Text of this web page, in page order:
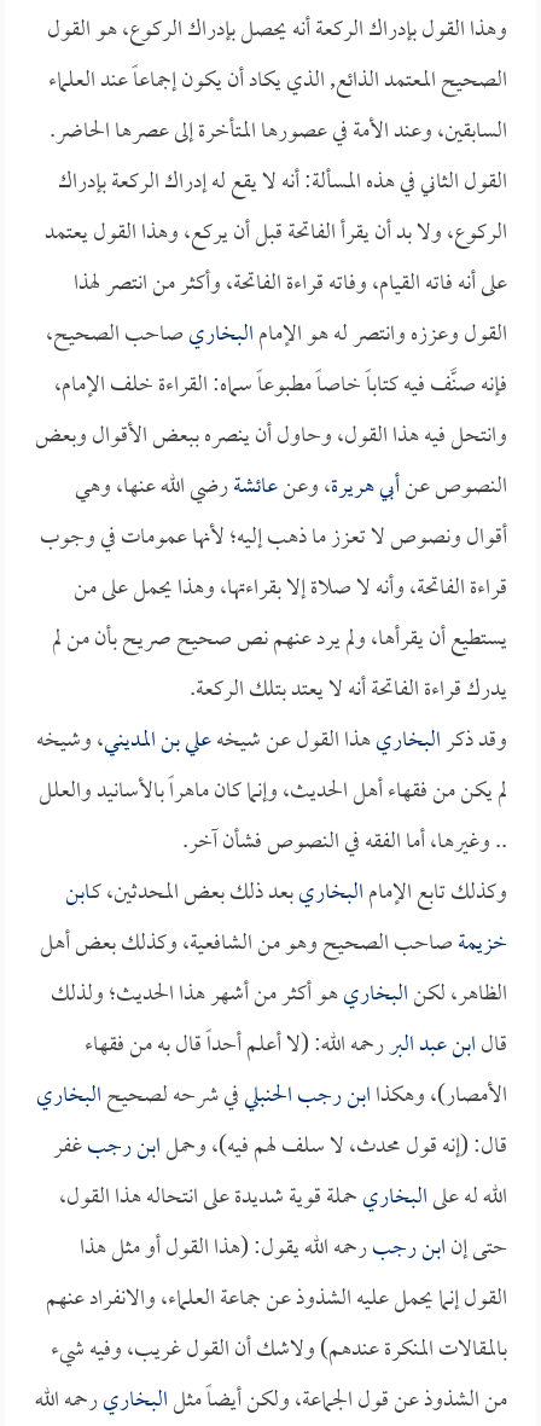
وهذا القول بإدراك الركعة أنه يحصل بإدراك الركوع، هو القول
الصحيح المعتمد الذائع, الذي يكاد أن يكون إجماعاً عند العلماء
السابقين، وعند الأمة في عصورها المتأخرة إلى عصرها الحاضر.
القول الثاني في هذه المسألة: أنه لا يقع له إدراك الركعة بإدراك
الركوع، ولا بد أن يقرأ الفاتحة قبل أن يركع، وهذا القول يعتمد
على أنه فاته القيام، وفاته قراءة الفاتحة، وأكثر من انتصر لهذا
القول وعززه وانتصر له هو الإمامالبخاريصاحب الصحيح،
فإنه صنَّف فيه كتاباً خاصاً مطبوعاً سماه: القراءة خلف الإمام،
وانتحل فيه هذا القول، وحاول أن ينصره ببعض الأقوال وبعض
النصوص عنأبي هريرة، وعنعائشةرضي الله عنها، وهي
أقوال ونصوص لا تعزز ما ذهب إليه؛ لأنها عمومات في وجوب
قراءة الفاتحة، وأنه لا صلاة إلا بقراءتها، وهذا يحمل على من
يستطيع أن يقرأها، ولم يرد عنهم نص صحيح صريح بأن من لم
يدرك قراءة الفاتحة أنه لا يعتد بتلك الركعة.
وقد ذكرالبخاريهذا القول عن شيخهعلي بن المديني، وشيخه
لم يكن من فقهاء أهل الحديث، وإنما كان ماهراً بالأسانيد والعلل
.. وغيرها، أما الفقه في النصوص فشأن آخر.
وكذلك تابع الإمامالبخاريبعد ذلك بعض المحدثين، كـابن
خزيمةصاحب الصحيح وهو من الشافعية، وكذلك بعض أهل
الظاهر، لكنالبخاريهو أكثر من أشهر هذا الحديث؛ ولذلك
قالابن عبد البررحمه الله: (لا أعلم أحداً قال به من فقهاء
الأمصار)، وهكذاابن رجب الحنبليفي شرحه لصحيحالبخاري
قال: (إنه قول محدث، لا سلف لهم فيه)، وحملابن رجبغفر
الله له علىالبخاريحملة قوية شديدة على انتحاله هذا القول،
حتى إنابن رجبرحمه الله يقول: (هذا القول أو مثل هذا
القول إنما يحمل عليه الشذوذ عن جماعة العلماء، والانفراد عنهم
بالمقالات المنكرة عندهم) ولاشك أن القول غريب، وفيه شيء
من الشذوذ عن قول الجماعة، ولكن أيضاً مثلالبخاريرحمه الله